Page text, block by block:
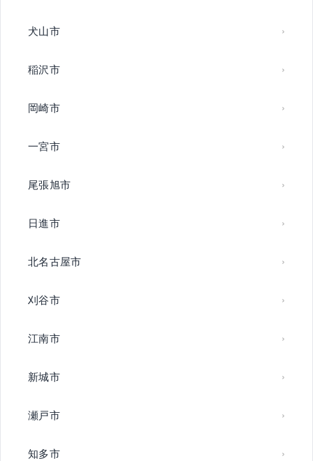
犬山市
稲沢市
岡崎市
一宮市
尾張旭市
日進市
北名古屋市
刈谷市
江南市
新城市
瀬戸市
知多市